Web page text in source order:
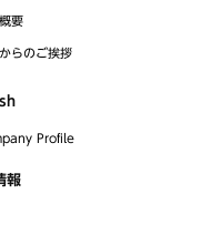
要
らのご挨拶
Profile
報